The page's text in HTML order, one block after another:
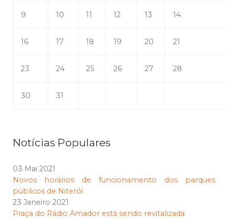
9 10 11 12 13 14
16 17 18 19 20 21
23 24 25 26 27 28
30 31
Notícias Populares
03 Mai 2021
Novos horários de funcionamento dos parques
públicos de Niterói
23 Janeiro 2021
Praça do Rádio Amador está sendo revitalizada